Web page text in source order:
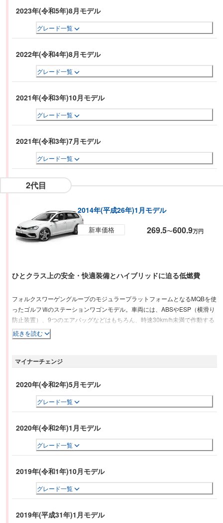
2023年(令和5年)8月モデル
グレード一覧
2022年(令和4年)8月モデル
グレード一覧
2021年(令和3年)10月モデル
グレード一覧
2021年(令和3年)7月モデル
グレード一覧
2代目
2014年(平成26年)1月モデル
新車価格 269.5〜600.9万円
ひとクラス上の安全・快適装備とハイブリッドに迫る低燃費
フォルクスワーゲングループのモジュラープラットフォームとなるMQBを使
ったゴルフⅦのステーションワゴンモデル。車両には、ABSやESP（横滑り
防止装置）、9つのエアバッグなどはもちろん、時速30km/h未満で作動する
緊急ブレーキを標準装備。さらに上級仕様の「ハイライン」には、自動追従
走行が可能なアダプティブクルーズコントロール“ACC”や“レーンキープアシ
は、1.2Lと1.4Lのターボエンジンと、7速DSGの組み合わせ。全車に、
ションテクノロジーが標準装着され、燃費（JC08モード）は、1.2Lが
605L、後席を倒せば最大1,620Lという大容量を誇る。
続きを読む
マイナーチェンジ
2020年(令和2年)5月モデル
グレード一覧
2020年(令和2年)1月モデル
グレード一覧
2019年(令和1年)10月モデル
グレード一覧
2019年(平成31年)1月モデル